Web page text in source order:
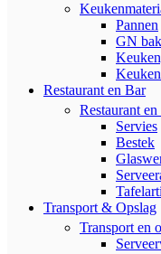
Pannen
GN
Restaurant en Bar
Restaurant
Servies
Bestek
Transport & Opslag
Transport en